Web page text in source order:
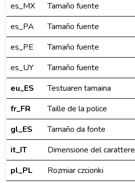
es_MX
Tamaño fuente
es_PA
Tamaño fuente
es_PE
Tamaño fuente
es_UY
Tamaño fuente
eu_ES
Testuaren tamaina
fr_FR
Taille de la police
gl_ES
Tamaño da fonte
it_IT
Dimensione del carattere
pl_PL
Rozmiar czcionki